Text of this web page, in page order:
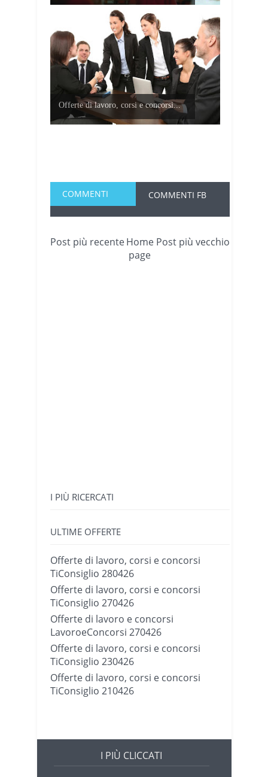
Offerte di lavoro, corsi e concorsi...
COMMENTI COMMENTI FB
Post più recente Post più vecchio
Home
page
I PIÙ RICERCATI
ULTIME OFFERTE
Offerte di lavoro, corsi e concorsi
TiConsiglio 280426
Offerte di lavoro, corsi e concorsi
TiConsiglio 270426
Offerte di lavoro e concorsi
LavoroeConcorsi 270426
Offerte di lavoro, corsi e concorsi
TiConsiglio 230426
Offerte di lavoro, corsi e concorsi
TiConsiglio 210426
I PIÙ CLICCATI